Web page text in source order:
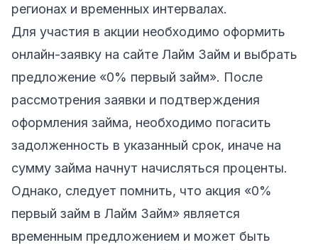
регионах и временных интервалах.
Для участия в акции необходимо оформить
онлайн-заявку на сайте Лайм Займ и выбрать
предложение «0% первый займ». После
рассмотрения заявки и подтверждения
оформления займа, необходимо погасить
задолженность в указанный срок, иначе на
сумму займа начнут начисляться проценты.
Однако, следует помнить, что акция «0%
первый займ в Лайм Займ» является
временным предложением и может быть